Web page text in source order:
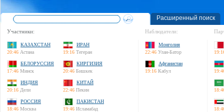
Расширенный поиск
Участники:
КАЗАХСТАН
20:46 Астана
ИРАН
19:16 Тегеран
БЕЛОРУССИЯ
17:46 Минск
КИРГИЗИЯ
20:46 Бишкек
ИНДИЯ
20:16 Дели
КИТАЙ
22:46 Пекин
РОССИЯ
18:46 Москва
ПАКИСТАН
19:46 Исламабад
Наблюдатели:
Монголия
22:46 Улан-Батор
Афганистан
19:16 Кабул